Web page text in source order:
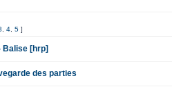
4 5 ]
Balise [hrp]
des parties